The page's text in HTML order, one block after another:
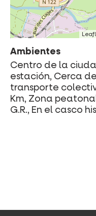
Ambientes
Centro de la
estación, Cerca
transporte
Km, Zona
G.R., En el casco